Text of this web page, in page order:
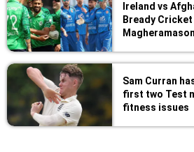
Ireland vs
Bready
Sam Curran
first two Test
fitness issues